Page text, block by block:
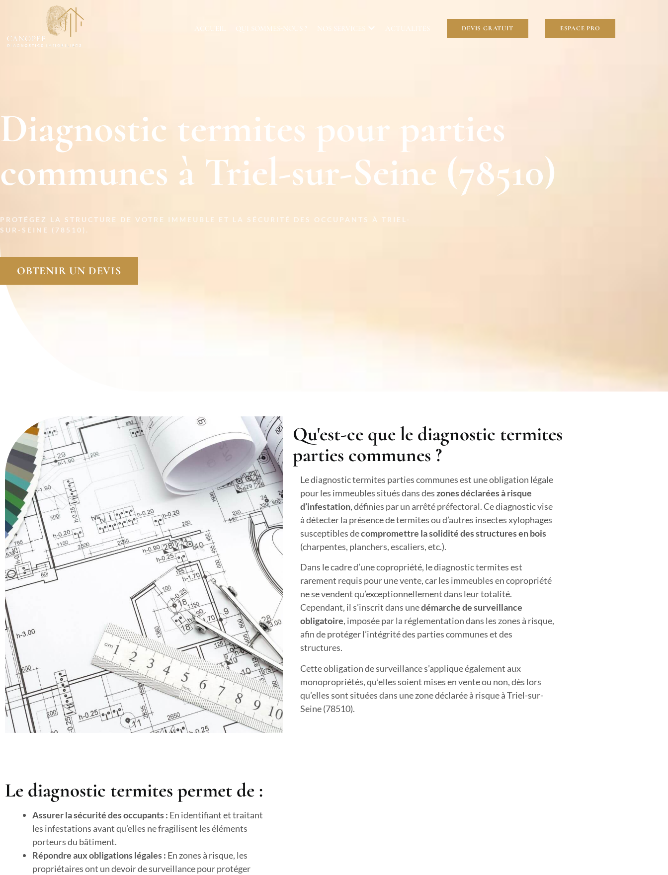
ACCUEIL QUI SOMMES-NOUS ? NOS SERVICES ACTUALITÉS DEVIS GRATUIT ESPACE PRO
Diagnostic termites pour parties
communes à Triel-sur-Seine (78510)
PROTÉGEZ LA STRUCTURE DE VOTRE IMMEUBLE ET LA SÉCURITÉ DES OCCUPANTS
À TRIEL-
SUR-SEINE (78510).
OBTENIR UN DEVIS
Qu'est-ce que le diagnostic termites
parties communes ?
Le diagnostic termites parties communes est une obligation légale
pour les immeubles situés dans deszones déclarées à risque
d’infestation, définies par un arrêté préfectoral. Ce diagnostic vise
à détecter la présence de termites ou d’autres insectes xylophages
susceptibles decompromettre la solidité des structures en bois
(charpentes, planchers, escaliers, etc.).
Dans le cadre d’une copropriété, le diagnostic termites est
rarement requis pour une vente, car les immeubles en copropriété
ne se vendent qu’exceptionnellement dans leur totalité.
Cependant, il s’inscrit dans unedémarche de surveillance
obligatoire, imposée par la réglementation dans les zones à risque,
afin de protéger l’intégrité des parties communes et des
structures.
Cette obligation de surveillance s’applique également aux
monopropriétés, qu’elles soient mises en vente ou non, dès lors
qu’elles sont situées dans une zone déclarée à risqueà Triel-sur-
Seine (78510).
Le diagnostic termites permet de :
Assurer la sécurité des occupants : En identifiant et traitant
les infestations avant qu’elles ne fragilisent les éléments
porteurs du bâtiment.
Répondre aux obligations légales : En zones à risque, les
propriétaires ont un devoir de surveillance pour protéger